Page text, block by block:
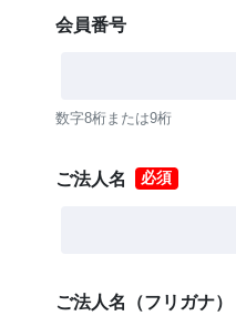
会員番号
数字8桁または9桁
ご法人名 必須
ご法人名（フリガナ）